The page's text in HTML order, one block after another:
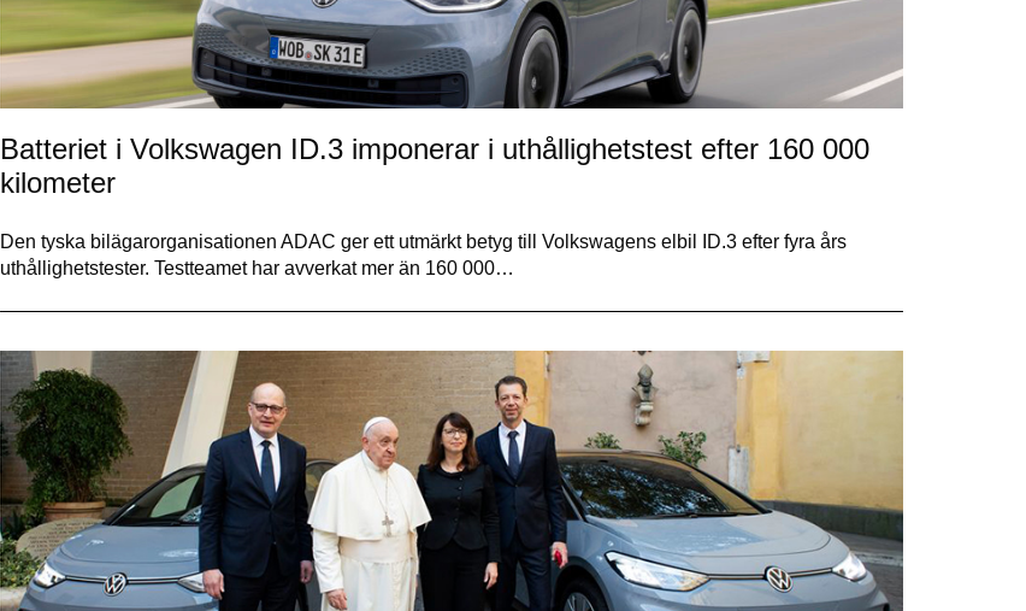
Batteriet i Volkswagen ID.3 imponerar i uthållighetstest efter 160 000
kilometer
Den tyska bilägarorganisationen ADAC ger ett utmärkt betyg till Volkswagens elbil ID.3 efter fyra års
uthållighetstester. Testteamet har avverkat mer än 160 000…